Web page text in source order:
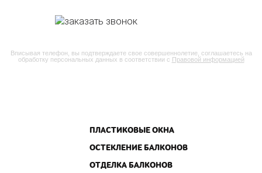
Вписывая телефон, вы подтверждаете свое совершеннолетие, соглашаетесь на
обработку персональных данных в соответствии с Правовой информацией
ПЛАСТИКОВЫЕ ОКНА
ОСТЕКЛЕНИЕ БАЛКОНОВ
ОТДЕЛКА БАЛКОНОВ